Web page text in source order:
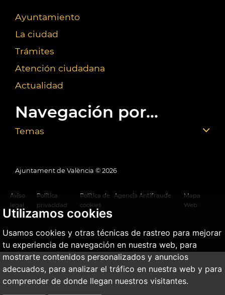
Utilizamos cookies
Usamos cookies y otras técnicas de rastreo para mejorar
tu experiencia de navegación en nuestra web, para
mostrarte contenidos personalizados y anuncios
adecuados, para analizar el tráfico en nuestra web y para
comprender de donde llegan nuestros visitantes.
Ayuntamiento
La ciudad
Trámites
Atención ciudadana
Actualidad
Navegación por...
Temas
Ajuntament de València © 2026
Aviso
legal
Política
privacidad
Política de
cookies
Agencia Antifraude
Mapa
Web